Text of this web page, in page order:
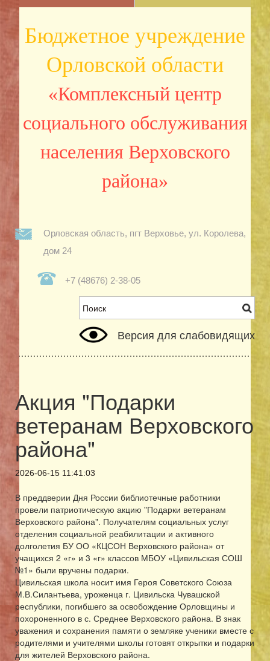
Бюджетное учреждение
Орловской области
«Комплексный центр
социального обслуживания
населения Верховского
района»
Орловская область, пгт Верховье, ул. Королева,
дом 24
+7 (48676) 2-38-05
Версия для слабовидящих
Акция "Подарки
ветеранам Верховского
района"
2026-06-15 11:41:03
В преддверии Дня России библиотечные работники
провели патриотическую акцию "Подарки ветеранам
Верховского района". Получателям социальных услуг
отделения социальной реабилитации и активного
долголетия БУ ОО «КЦСОН Верховского района» от
учащихся 2 «г» и 3 «г» классов МБОУ «Цивильская СОШ
№1» были вручены подарки.
Цивильская школа носит имя Героя Советского Союза
М.В.Силантьева, уроженца г. Цивильска Чувашской
республики, погибшего за освобождение Орловщины и
похороненного в с. Среднее Верховского района. В знак
уважения и сохранения памяти о земляке ученики вместе с
родителями и учителями школы готовят открытки и подарки
для жителей Верховского района.